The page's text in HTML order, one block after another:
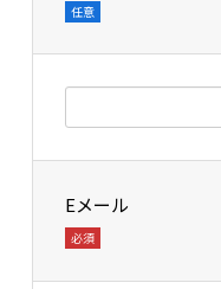
任意
Eメール
必須